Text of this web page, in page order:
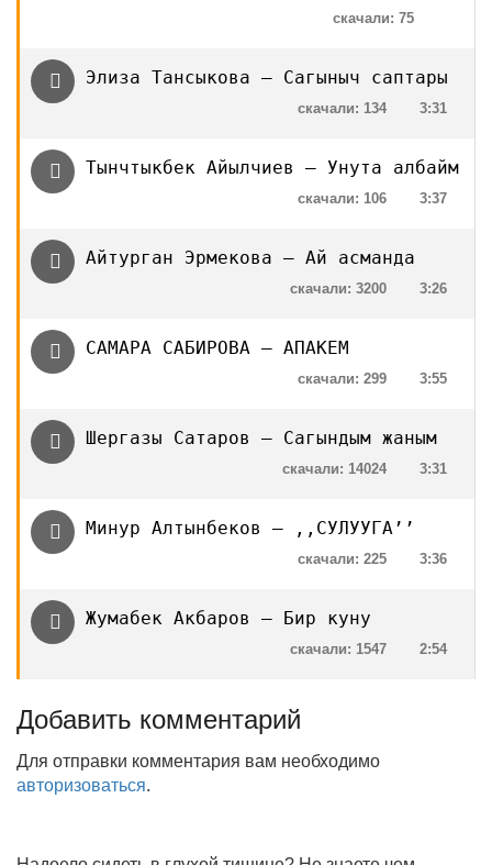
скачали: 75
Элиза Тансыкова — Сагыныч саптары
3:31
скачали: 134
Тынчтыкбек Айылчиев — Унута албайм
3:37
скачали: 106
Айтурган Эрмекова – Ай асманда
3:26
скачали: 3200
САМАРА САБИРОВА — АПАКЕМ
3:55
скачали: 299
Шергазы Сатаров — Сагындым жаным
3:31
скачали: 14024
Минур Алтынбеков — ,,СУЛУУГА’’
3:36
скачали: 225
Жумабек Акбаров — Бир куну
2:54
скачали: 1547
Добавить комментарий
Для отправки комментария вам необходимо
авторизоваться.